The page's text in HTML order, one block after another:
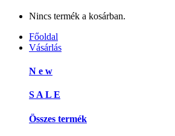
Nincs termék a kosárban.
Főoldal
Vásárlás
N e w
S A L E
Összes termék